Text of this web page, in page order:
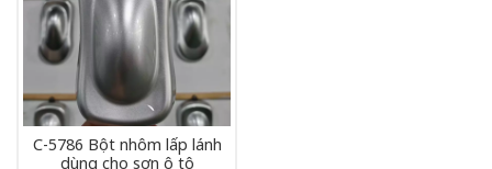
C-5786 Bột nhôm lấp lánh
dùng cho sơn ô tô